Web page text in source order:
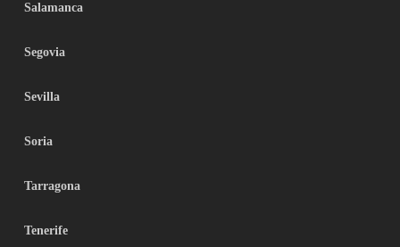
Salamanca
Segovia
Sevilla
Soria
Tarragona
Tenerife